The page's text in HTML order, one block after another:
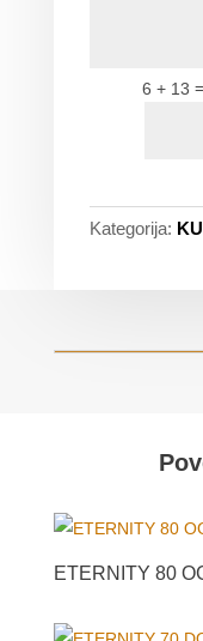
6 + 13 =
Kategorija:
ETERNITY 80